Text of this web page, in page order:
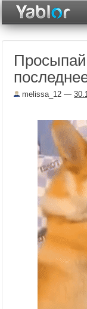
melissa_12 —